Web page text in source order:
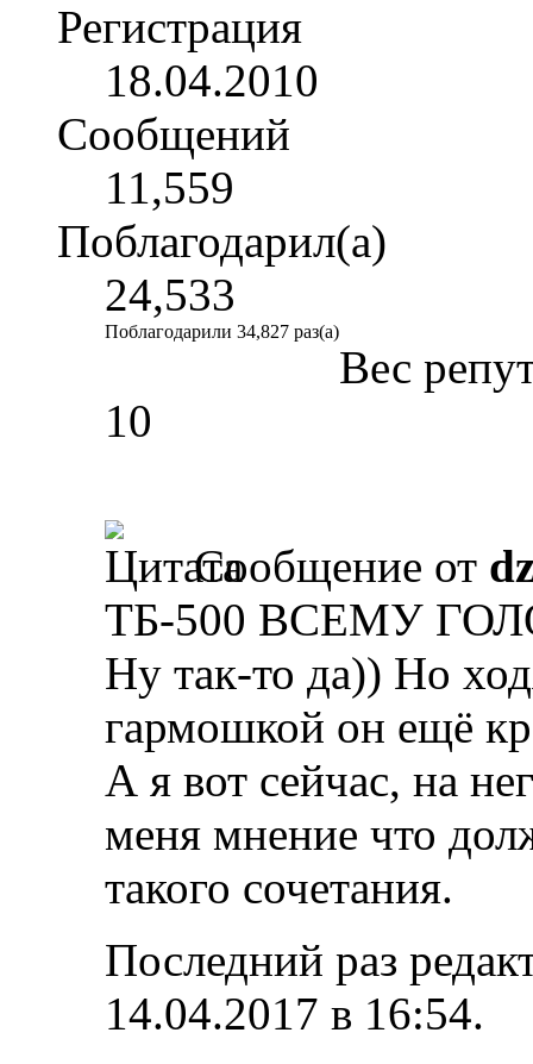
Регистрация
18.04.2010
Сообщений
11,559
Поблагодарил(а)
24,533
Поблагодарили 34,827 раз(а)
Вес
10
Сообщение от
ТБ-500 ВСЕМУ
Ну так-то да)) Но
гармошкой он ещё
А я вот сейчас, на
меня мнение что
такого сочетания.
Последний раз
14.04.2017 в 16:54.